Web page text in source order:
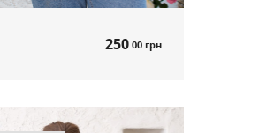
250.00 грн
туніка бежевий артикул 564
250.00 грн